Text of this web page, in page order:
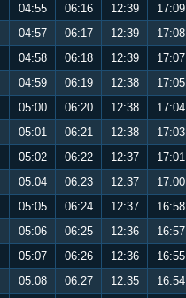
04:55 06:16 12:39 17:09
04:57 06:17 12:39 17:08
04:58 06:18 12:39 17:07
04:59 06:19 12:38 17:05
05:00 06:20 12:38 17:04
05:01 06:21 12:38 17:03
05:02 06:22 12:37 17:01
05:04 06:23 12:37 17:00
05:05 06:24 12:37 16:58
05:06 06:25 12:36 16:57
05:07 06:26 12:36 16:55
05:08 06:27 12:35 16:54